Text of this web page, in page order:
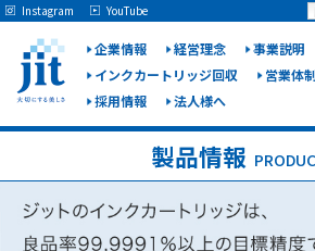
企業情報 経営理念
事業説明
インクカートリッジ回収
営業体
採用情報
法人様へ
Instagram YouTube
製品情報
May we use cookies to track your activities? We
Please see our privacy policy for details and